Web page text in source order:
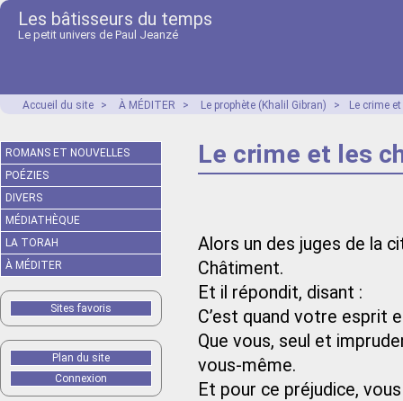
Les bâtisseurs du temps
Le petit univers de Paul Jeanzé
Accueil du site > À MÉDITER > Le prophète (Khalil Gibran) > Le crime
Le crime et les
Alors un des juges de la
Châtiment.
Et il répondit, disant :
C’est quand votre esprit
Que vous, seul et
vous-même.
Et pour ce préjudice,
ROMANS ET NOUVELLES
POÉZIES
DIVERS
MÉDIATHÈQUE
LA TORAH
À MÉDITER
Sites favoris
Plan du site
Connexion